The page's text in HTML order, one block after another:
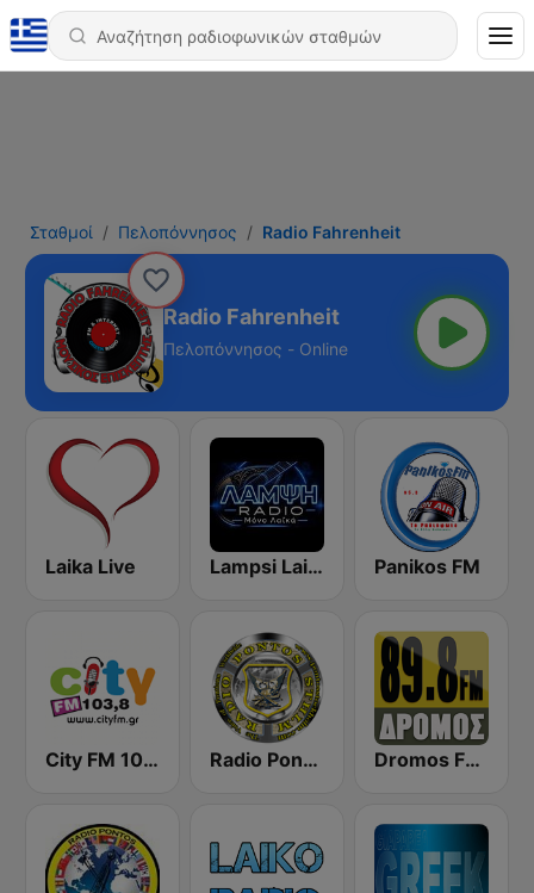
Σταθμοί Πελοπόννησος Radio Fahrenheit
Radio Fahrenheit
Πελοπόννησος - Online
Laika Live Lampsi Laiko Internet Radio Panikos FM
City FM 103.8 Radio Pontos Stockholm - Ράδιο Πόντος Στοκχόλμης Dromos FM - ΔΡΟΜΟΣ 89.8